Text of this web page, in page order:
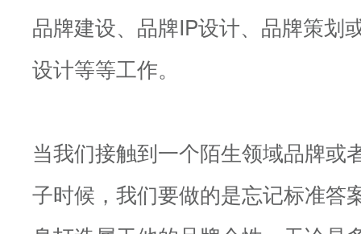
品牌建设、品牌IP设计、品牌策划
设计等等工作。
当我们接触到一个陌生领域品牌或
子时候，我们要做的是忘记标准答